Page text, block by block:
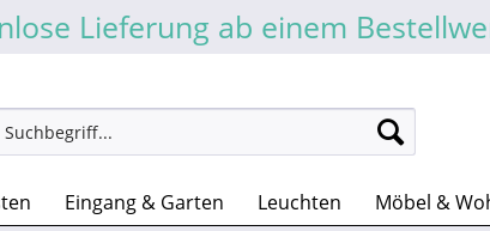
Lieferung ab einem
Eingang & Garten Leuchten Möbel &